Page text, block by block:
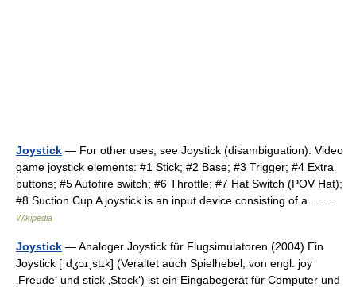
Joystick — For other uses, see Joystick (disambiguation). Video
game joystick elements: #1 Stick; #2 Base; #3 Trigger; #4 Extra
buttons; #5 Autofire switch; #6 Throttle; #7 Hat Switch (POV Hat);
#8 Suction Cup A joystick is an input device consisting of a… …
Wikipedia
Joystick — Analoger Joystick für Flugsimulatoren (2004) Ein
Joystick [ˈdʒɔɪˌstɪk] (Veraltet auch Spielhebel, von engl. joy
‚Freude‘ und stick ‚Stock‘) ist ein Eingabegerät für Computer und